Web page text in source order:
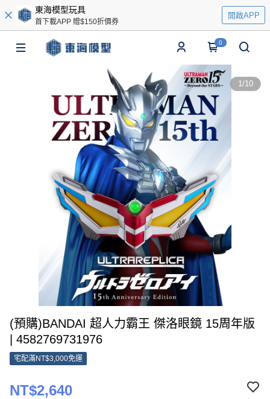
東海模型玩具
首下載APP 贈$150折價券
開啟APP
0
1/10
(預購)BANDAI 超人力霸王 傑洛眼鏡 15周年版
| 4582769731976
宅配滿NT$3,000免運
NT$2,640